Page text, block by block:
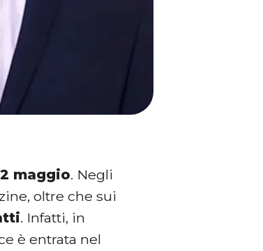
maggio. Negli
oltre che sui
. Infatti, in
è entrata nel